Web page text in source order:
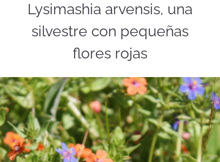
Lysimashia arvensis, una
silvestre con pequeñas
flores rojas